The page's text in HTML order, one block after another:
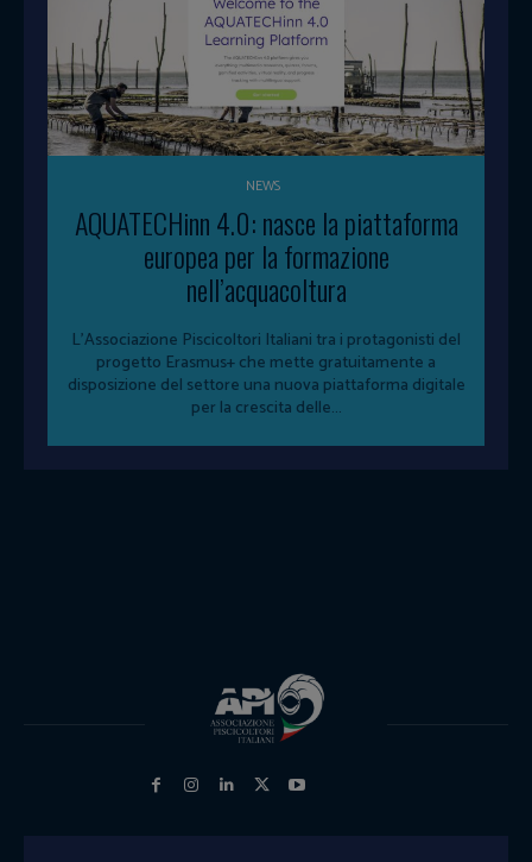
NEWS
AQUATECHinn 4.0: nasce la piattaforma
europea per la formazione
nell’acquacoltura
L'Associazione Piscicoltori Italiani tra i protagonisti del
progetto Erasmus+ che mette gratuitamente a
disposizione del settore una nuova piattaforma digitale
per la crescita delle...